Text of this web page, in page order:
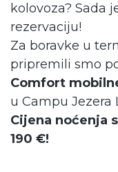
kolovoza? Sada
rezervaciju!
Za boravke u
pripremili smo
Comfort
u Campu Jezera
Cijena noćenja
190 €!